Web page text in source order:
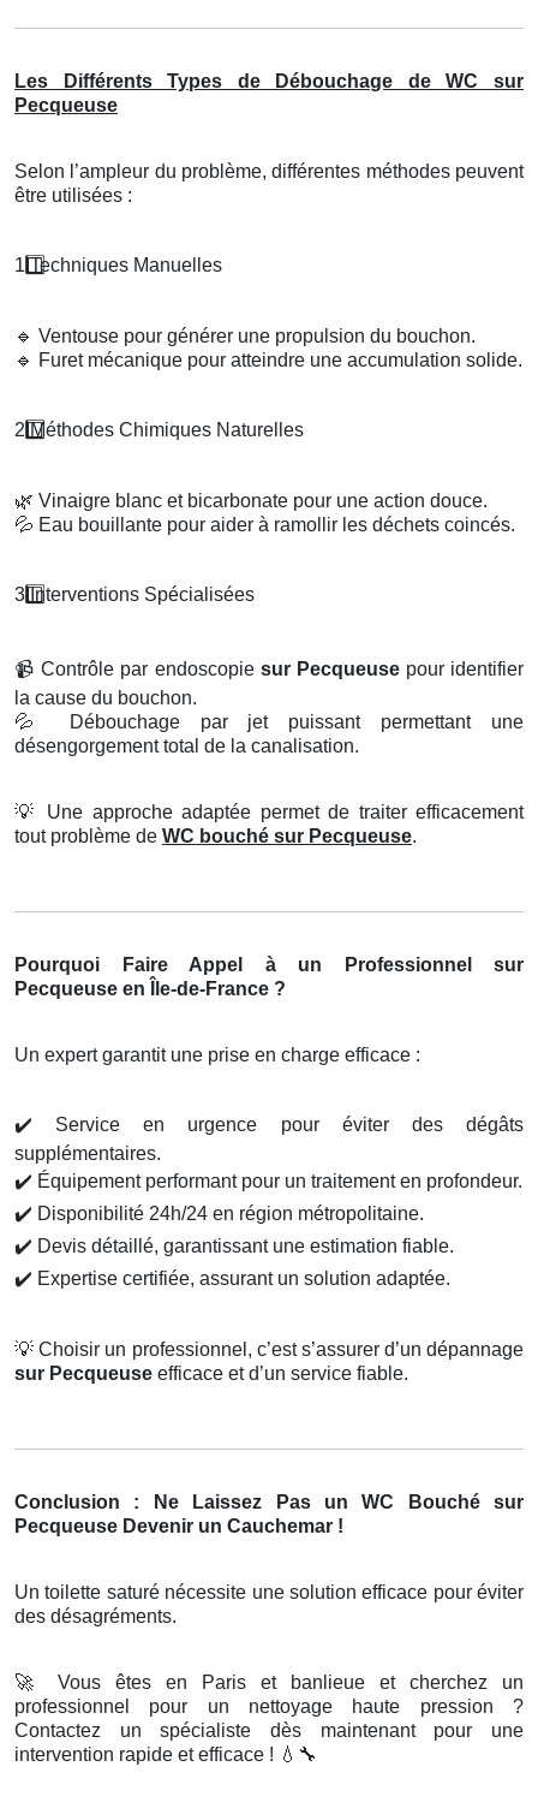
Les Différents Types de Débouchage de WC sur
Pecqueuse
Selon l’ampleur du problème, différentes méthodes peuvent
être utilisées :
1️ Techniques Manuelles
🔹 Ventouse pour générer une propulsion du bouchon.
🔹 Furet mécanique pour atteindre une accumulation solide.
2️ Méthodes Chimiques Naturelles
🌿 Vinaigre blanc et bicarbonate pour une action douce.
💦 Eau bouillante pour aider à ramollir les déchets coincés.
3️Interventions Spécialisées
📹 Contrôle par endoscopie sur Pecqueuse pour identifier
la cause du bouchon.
💦
Débouchage par jet puissant permettant une
désengorgement total de la canalisation.
💡
Une approche adaptée permet de traiter efficacement
tout problème de WC bouché sur Pecqueuse.
Pourquoi Faire Appel à un Professionnel sur
Pecqueuse en Île-de-France ?
Un expert garantit une prise en charge efficace :
✔️ Service en urgence pour éviter des dégâts
supplémentaires.
✔️ Équipement performant pour un traitement en profondeur.
✔️ Disponibilité 24h/24 en région métropolitaine.
✔️ Devis détaillé, garantissant une estimation fiable.
✔️ Expertise certifiée, assurant un solution adaptée.
💡 Choisir un professionnel, c’est s’assurer d’un dépannage
sur Pecqueuse efficace et d’un service fiable.
Conclusion : Ne Laissez Pas un WC Bouché sur
Pecqueuse Devenir un Cauchemar !
Un toilette saturé nécessite une solution efficace pour éviter
des désagréments.
🚀
Vous êtes en Paris et banlieue et cherchez un
professionnel pour un nettoyage haute pression ?
Contactez un spécialiste dès maintenant pour une
intervention rapide et efficace ! 💧🔧